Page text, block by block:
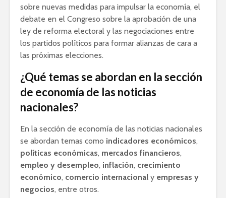
sobre nuevas medidas para impulsar la economía, el
debate en el Congreso sobre la aprobación de una
ley de reforma electoral y las negociaciones entre
los partidos políticos para formar alianzas de cara a
las próximas elecciones.
¿Qué temas se abordan en la sección
de economía de las noticias
nacionales?
En la sección de economía de las noticias nacionales
se abordan temas como indicadores económicos,
políticas económicas, mercados financieros,
empleo y desempleo, inflación, crecimiento
económico, comercio internacional y empresas y
negocios, entre otros.